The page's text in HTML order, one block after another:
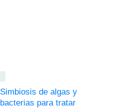
Simbiosis de algas y
bacterias para tratar